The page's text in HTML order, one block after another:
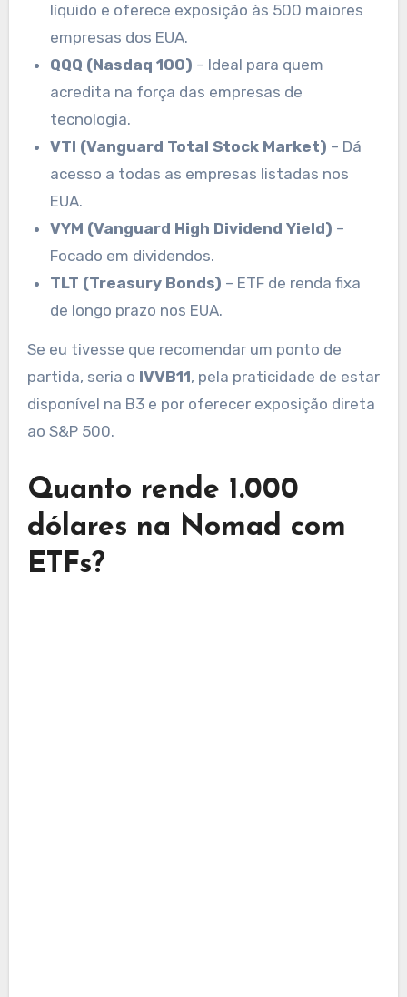
líquido e oferece exposição às 500 maiores
empresas dos EUA.
QQQ (Nasdaq 100) – Ideal para quem
acredita na força das empresas de
tecnologia.
VTI (Vanguard Total Stock Market) – Dá
acesso a todas as empresas listadas nos
EUA.
VYM (Vanguard High Dividend Yield) –
Focado em dividendos.
TLT (Treasury Bonds) – ETF de renda fixa
de longo prazo nos EUA.
Se eu tivesse que recomendar um ponto de
partida, seria o IVVB11, pela praticidade de estar
disponível na B3 e por oferecer exposição direta
ao S&P 500.
Quanto rende 1.000
dólares na Nomad com
ETFs?